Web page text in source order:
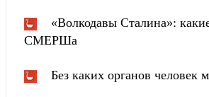
«Волкодавы Сталина»:
СМЕРШа
Без каких органов человек